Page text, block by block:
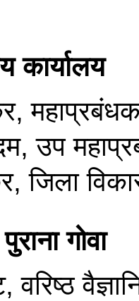
कार्यालय
महाप्रबंधक
उप
जिला
गोवा
वरिष्ठ